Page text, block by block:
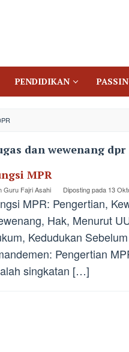
PENDIDIKAN
dan wewenang dpr
MPR
Guru Fajri Asahi Diposting pada 13
MPR: Pengertian,
Hak, Menurut
Kedudukan
Pengertian
singkatan […]